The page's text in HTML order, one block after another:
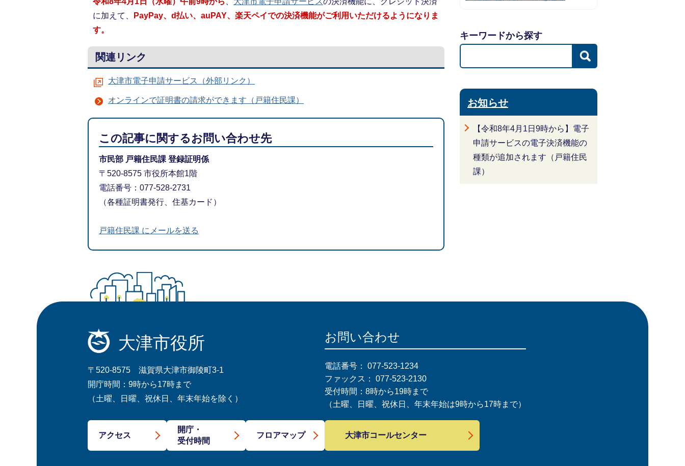
に加えて、
PayPay、d払い、auPAY、楽天ペイでの決済機能がご利用いただけるようになりま
す。
関連リンク
大津市電子申請サービス（外部リンク）
オンラインで証明書の請求ができます（戸籍住民課）
この記事に関するお問い合わせ先
市民部 戸籍住民課 登録証明係
〒520-8575 市役所本館1階
電話番号：077-528-2731
（各種証明書発行、住基カード）
戸籍住民課 にメールを送る
キーワードから探す
お知らせ
【令和8年4月1日9時から】電子
申請サービスの電子決済機能の
種類が追加されます（戸籍住民
課）
大津市役所
〒520-8575 滋賀県大津市御陵町3-1
開庁時間：9時から17時まで
（土曜、日曜、祝休日、年末年始を除く）
アクセス
開庁・
受付時間
フロアマップ
お問い合わせ
電話番号： 077-523-1234
ファックス： 077-523-2130
受付時間：8時から19時まで
（土曜、日曜、祝休日、年末年始は9時から17時まで）
大津市コールセンター